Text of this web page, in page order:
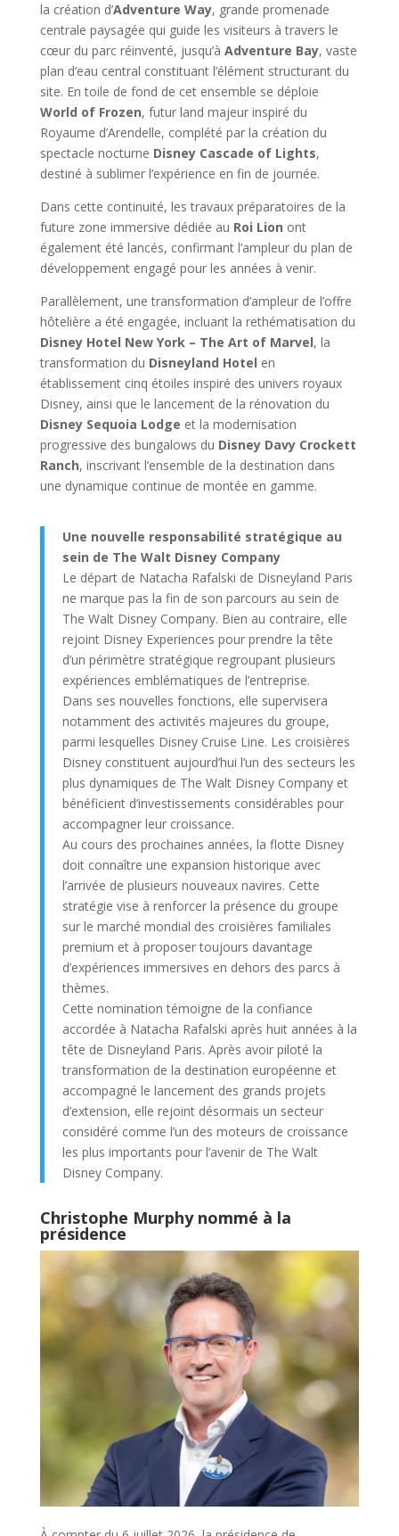
la création d’Adventure Way, grande promenade
centrale paysagée qui guide les visiteurs à travers le
cœur du parc réinventé, jusqu’à Adventure Bay, vaste
plan d’eau central constituant l’élément structurant du
site. En toile de fond de cet ensemble se déploie
World of Frozen, futur land majeur inspiré du
Royaume d’Arendelle, complété par la création du
spectacle nocturne Disney Cascade of Lights,
destiné à sublimer l’expérience en fin de journée.
Dans cette continuité, les travaux préparatoires de la
future zone immersive dédiée au Roi Lion ont
également été lancés, confirmant l’ampleur du plan de
développement engagé pour les années à venir.
Parallèlement, une transformation d’ampleur de l’offre
hôtelière a été engagée, incluant la rethématisation du
Disney Hotel New York – The Art of Marvel, la
transformation du Disneyland Hotel en
établissement cinq étoiles inspiré des univers royaux
Disney, ainsi que le lancement de la rénovation du
Disney Sequoia Lodge et la modernisation
progressive des bungalows du Disney Davy Crockett
Ranch, inscrivant l’ensemble de la destination dans
une dynamique continue de montée en gamme.
Une nouvelle responsabilité stratégique au
sein de The Walt Disney Company
Le départ de Natacha Rafalski de Disneyland Paris
ne marque pas la fin de son parcours au sein de
The Walt Disney Company. Bien au contraire, elle
rejoint Disney Experiences pour prendre la tête
d’un périmètre stratégique regroupant plusieurs
expériences emblématiques de l’entreprise.
Dans ses nouvelles fonctions, elle supervisera
notamment des activités majeures du groupe,
parmi lesquelles Disney Cruise Line. Les croisières
Disney constituent aujourd’hui l’un des secteurs les
plus dynamiques de The Walt Disney Company et
bénéficient d’investissements considérables pour
accompagner leur croissance.
Au cours des prochaines années, la flotte Disney
doit connaître une expansion historique avec
l’arrivée de plusieurs nouveaux navires. Cette
stratégie vise à renforcer la présence du groupe
sur le marché mondial des croisières familiales
premium et à proposer toujours davantage
d’expériences immersives en dehors des parcs à
thèmes.
Cette nomination témoigne de la confiance
accordée à Natacha Rafalski après huit années à la
tête de Disneyland Paris. Après avoir piloté la
transformation de la destination européenne et
accompagné le lancement des grands projets
d’extension, elle rejoint désormais un secteur
considéré comme l’un des moteurs de croissance
les plus importants pour l’avenir de The Walt
Disney Company.
Christophe Murphy nommé à la
présidence